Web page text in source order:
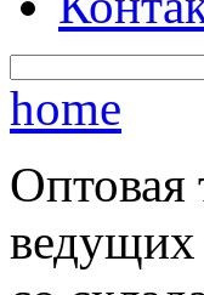
home
Оптовая
ведущих